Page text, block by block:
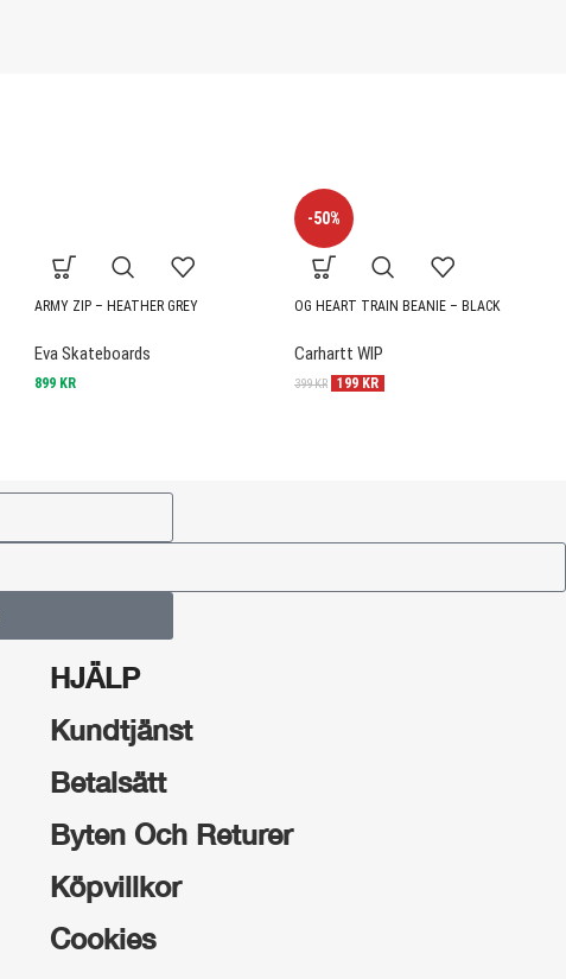
ARMY ZIP – HEATHER GREY
Eva Skateboards
899 KR
-50%
OG HEART TRAIN BEANIE – BLACK
Carhartt WIP
399KR 199 KR
HJÄLP
Kundtjänst
Betalsätt
Byten Och Returer
Köpvillkor
Cookies